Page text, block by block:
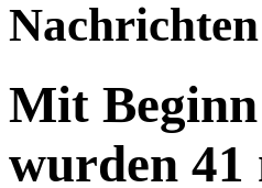
Nachrichten
Mit
wurden 41